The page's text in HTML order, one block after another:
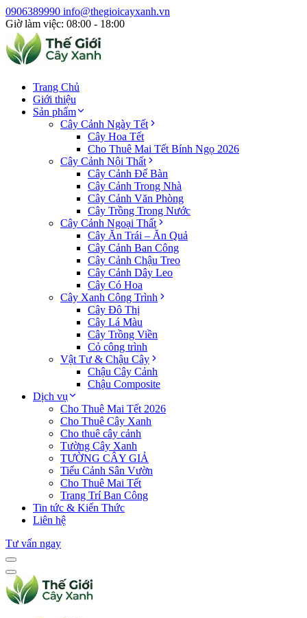
0906389990 info@thegioicayxanh.vn
Giờ làm việc: 08:00 - 18:00
Trang Chủ
Giới thiệu
Sản phẩm
Cây Cảnh Ngày Tết
Cây Hoa Tết
Cho Thuê Mai Tết Bính Ngọ 2026
Cây Cảnh Nội Thất
Cây Cảnh Để Bàn
Cây Cảnh Trong Nhà
Cây Cảnh Văn Phòng
Cây Trồng Trong Nước
Cây Cảnh Ngoại Thất
Cây Ăn Trái – Ăn Quả
Cây Cảnh Ban Công
Cây Cảnh Chậu Treo
Cây Cảnh Dây Leo
Cây Có Hoa
Cây Xanh Công Trình
Cây Đô Thị
Cây Lá Màu
Cây Trồng Viền
Cỏ công trình
Vật Tư & Chậu Cây
Chậu Cây Cảnh
Chậu Composite
Dịch vụ
Cho Thuê Mai Tết 2026
Cho Thuê Cây Xanh
Cho thuê cây cảnh
Tường Cây Xanh
TƯỜNG CÂY GIẢ
Tiểu Cảnh Sân Vườn
Cho Thuê Mai Tết
Trang Trí Ban Công
Tin tức & Kiến Thức
Liên hệ
Tư vấn ngay